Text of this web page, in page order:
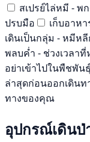
สเปรย์ไล่หมี - พ
ปรบมือ
เก็บอาห
เดินเป็นกลุ่ม - หมีห
พลบค่ำ - ช่วงเวลา
อย่าเข้าไปในพืชพั
ล่าสุดก่อนออกเดินท
ทางของคุณ
อุปกรณ์เดิน